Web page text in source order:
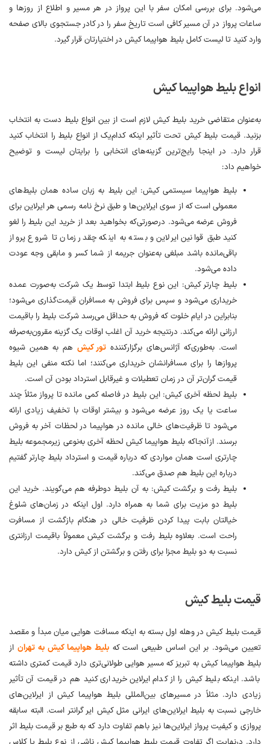
می‌شود. برای بررسی امکان سفر با این پرواز در هر مسیر و اطلاع از روزها و
ساعات پرواز در آن مسیر کافی است تاریخ سفر را در کادر جستجوی بالای صفحه
وارد کنید تا لیست کامل بلیط هواپیما کیش در اختیارتان قرار گیرد.
انواع بلیط هواپیما کیش
به‌عنوان متقاضی خرید بلیط کیش لازم است از بین انواع بلیط دست به انتخاب
بزنید. قیمت بلیط کیش تحت تأثیر اینکه کدام‌یک از انواع بلیط را انتخاب کنید
قرار دارد. در اینجا رایج‌ترین گزینه‌های انتخابی را برایتان لیست و توضیح
خواهیم داد:
بلیط هواپیما سیستمی کیش: این بلیط به زبان ساده همان بلیط‌های
معمولی است که از سوی ایرلاین‌ها و طبق نرخ نامه رسمی هر ایرلاین برای
فروش عرضه می‌شود. درصورتی‌که بخواهید بعد از خرید این بلیط را لغو
کنید طبق قوانین ایرلاین و بسته به اینکه چقدر زمان تا شروع پرواز
باقی‌مانده باشد مبلغی به‌عنوان جریمه از شما کسر و مابقی وجه عودت
داده می‌شود.
بلیط چارتر کیش: این نوع بلیط ابتدا توسط یک شرکت‌ به‌صورت عمده
خریداری می‌شود و سپس برای فروش به مسافران قیمت‌گذاری می‌شود؛
بنابراین در ایام خلوت که فروش به حداقل می‌رسد شرکت بلیط را باقیمت
ارزانی ارائه می‌کند. درنتیجه خرید آن اغلب اوقات یک گزینه مقرون‌به‌صرفه
است. به‌طوری‌که آژانس‌های برگزارکننده تور کیش هم به همین شیوه
پروازها را برای مسافرانشان خریداری می‌کنند؛ اما نکته منفی این بلیط
قیمت گران‌تر آن در زمان تعطیلات و غیرقابل استرداد بودن آن است.
بلیط لحظه آخری کیش: این بلیط در فاصله کمی مانده تا پرواز مثلاً چند
ساعت یا یک روز عرضه می‌شود و بیشتر اوقات با تخفیف زیادی ارائه
می‌شود تا ظرفیت‌های خالی مانده در هواپیما در لحظات آخر به فروش
برسند. ازآنجاکه بلیط هواپیما کیش لحظه آخری به‌نوعی زیرمجموعه بلیط
چارتری است همان مواردی که درباره قیمت و استرداد بلیط چارتر گفتیم
درباره این بلیط هم صدق می‌کند.
بلیط رفت و برگشت کیش: به آن بلیط دوطرفه هم می‌گویند. خرید این
بلیط دو مزیت برای شما به همراه دارد. اول اینکه در زمان‌های شلوغ
خیالتان بابت پیدا کردن ظرفیت خالی در هنگام بازگشت از مسافرت
راحت است. بعلاوه بلیط رفت و برگشت کیش معمولاً باقیمت ارزانتری
نسبت به دو بلیط مجزا برای رفتن و برگشتن از کیش دارد.
قیمت بلیط کیش
قیمت بلیط کیش در وهله اول بسته به اینکه مسافت هوایی میان مبدأ و مقصد
تعیین می‌شود. بر این اساس طبیعی است کهبلیط هواپیما کیش به تهران از
بلیط هواپیما کیش به تبریز که مسیر هوایی طولانی‌تری دارد قیمت کمتری داشته
باشد. اینکه بلیط کیش را از کدام ایرلاین خریداری کنید هم در قیمت آن تأثیر
زیادی دارد. مثلاً در مسیرهای بین‌المللی بلیط هواپیما کیش از ایرلاین‌های
خارجی نسبت به بلیط ایرلاین‌های ایرانی مثل کیش ایر گرانتر است. البته سابقه
پروازی و کیفیت پرواز ایرلاین‌ها نیز باهم تفاوت دارد که به طبع بر قیمت بلیط اثر